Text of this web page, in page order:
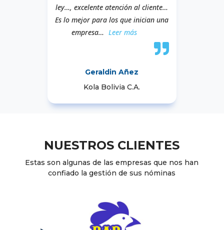
ley…, excelente atención al cliente…
Es lo mejor para los que inician una
empresa… Leer más«Kola Bolivia C.A.»
Geraldin Añez
Kola Bolivia C.A.
NUESTROS CLIENTES
Estas son algunas de las empresas que nos han
confiado la gestión de sus nóminas